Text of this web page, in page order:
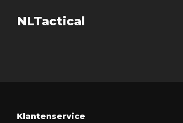
NLTactical
Klantenservice